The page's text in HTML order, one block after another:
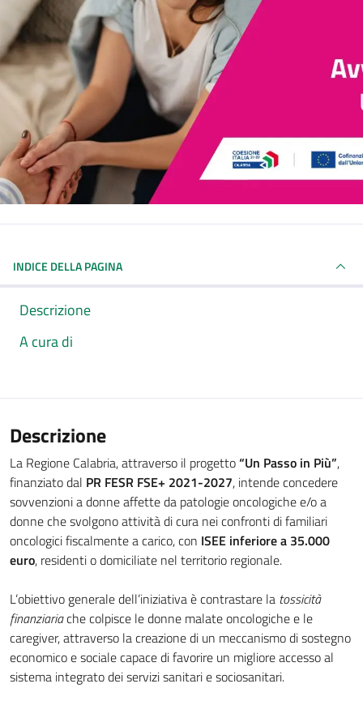
INDICE DELLA PAGINA
Descrizione
A cura di
Descrizione
La Regione Calabria, attraverso il progetto“Un Passo in Più”,
finanziato dal PR FESR FSE+ 2021-2027, intende concedere
sovvenzioni a donne affette da patologie oncologiche e/o a
donne che svolgono attività di cura nei confronti di familiari
oncologici fiscalmente a carico, con ISEE inferiore a 35.000
euro, residenti o domiciliate nel territorio regionale.
L’obiettivo generale dell’iniziativa è contrastare la tossicità
finanziariache colpisce le donne malate oncologiche e le
caregiver, attraverso la creazione di un meccanismo di sostegno
economico e sociale capace di favorire un migliore accesso al
sistema integrato dei servizi sanitari e sociosanitari.